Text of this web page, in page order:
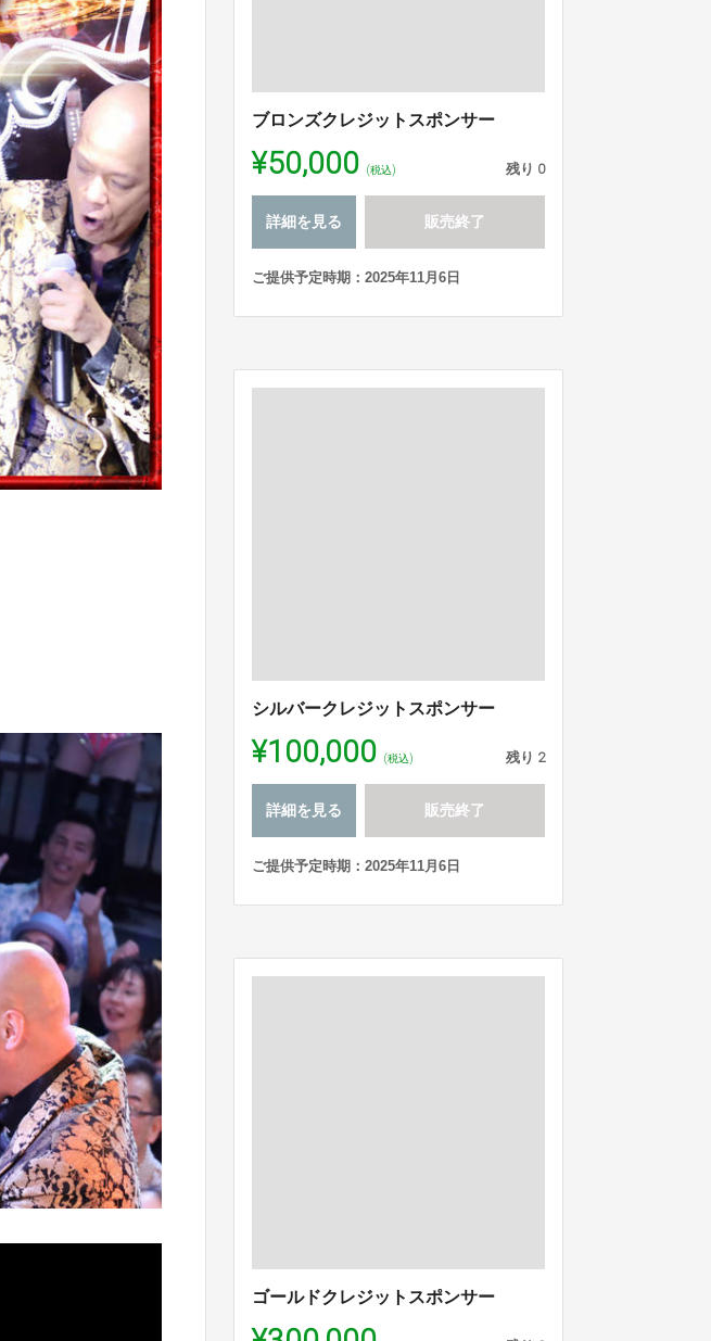
ブロンズクレジットスポンサー
¥50,000 (税込) 残り 0
詳細を見る 販売終了
ご提供予定時期：2025年11月6日
シルバークレジットスポンサー
¥100,000 (税込) 残り 2
詳細を見る 販売終了
ご提供予定時期：2025年11月6日
ゴールドクレジットスポンサー